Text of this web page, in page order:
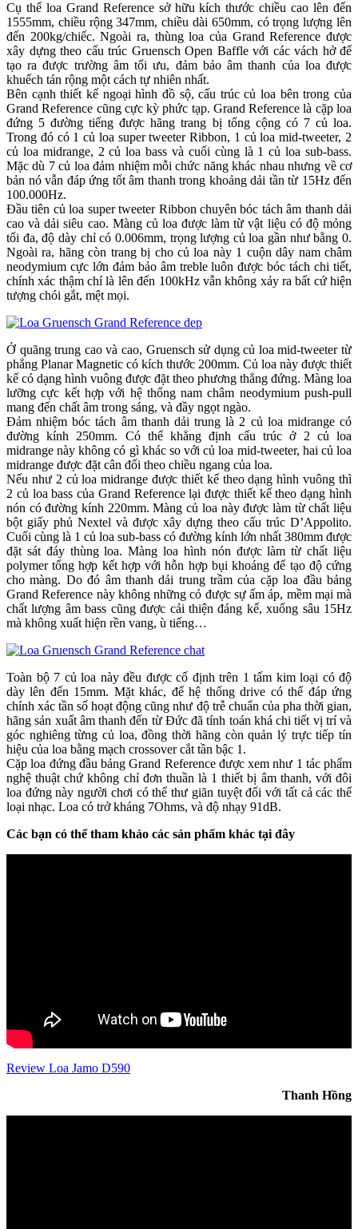
Cụ thể loa Grand Reference sở hữu kích thước chiều cao lên đến
1555mm, chiều rộng 347mm, chiều dài 650mm, có trọng lượng lên
đến 200kg/chiếc. Ngoài ra, thùng loa của Grand Reference được
xây dựng theo cấu trúc Gruensch Open Baffle với các vách hở để
tạo ra được trường âm tối ưu, đảm bảo âm thanh của loa được
khuếch tán rộng một cách tự nhiên nhất.
Bên cạnh thiết kế ngoại hình đồ sộ, cấu trúc củ loa bên trong của
Grand Reference cũng cực kỳ phức tạp. Grand Reference là cặp loa
đứng 5 đường tiếng được hãng trang bị tổng cộng có 7 củ loa.
Trong đó có 1 củ loa super tweeter Ribbon, 1 củ loa mid-tweeter, 2
củ loa midrange, 2 củ loa bass và cuối cùng là 1 củ loa sub-bass.
Mặc dù 7 củ loa đảm nhiệm mỗi chức năng khác nhau nhưng về cơ
bản nó vẫn đáp ứng tốt âm thanh trong khoảng dải tần từ 15Hz đến
100.000Hz.
Đầu tiên củ loa super tweeter Ribbon chuyên bóc tách âm thanh dải
cao và dải siêu cao. Màng củ loa được làm từ vật liệu có độ mỏng
tối đa, độ dày chỉ có 0.006mm, trọng lượng củ loa gần như bằng 0.
Ngoài ra, hãng còn trang bị cho củ loa này 1 cuộn dây nam châm
neodymium cực lớn đảm bảo âm treble luôn được bóc tách chi tiết,
chính xác thậm chí là lên đến 100kHz vẫn không xảy ra bất cứ hiện
tượng chói gắt, mệt mọi.
Ở quãng trung cao và cao, Gruensch sử dụng củ loa mid-tweeter từ
phẳng Planar Magnetic có kích thước 200mm. Củ loa này được thiết
kế có dạng hình vuông được đặt theo phương thẳng đứng. Màng loa
lưỡng cực kết hợp với hệ thống nam châm neodymium push-pull
mang đến chất âm trong sáng, và đầy ngọt ngào.
Đảm nhiệm bóc tách âm thanh dải trung là 2 củ loa midrange có
đường kính 250mm. Có thể khẳng định cấu trúc ở 2 củ loa
midrange này không có gì khác so với củ loa mid-tweeter, hai củ loa
midrange được đặt cân đối theo chiều ngang của loa.
Nếu như 2 củ loa midrange được thiết kế theo dạng hình vuông thì
2 củ loa bass của Grand Reference lại được thiết kế theo dạng hình
nón có đường kính 220mm. Màng củ loa này được làm từ chất liệu
bột giấy phủ Nextel và được xây dựng theo cấu trúc D’Appolito.
Cuối cùng là 1 củ loa sub-bass có đường kính lớn nhất 380mm được
đặt sát đáy thùng loa. Màng loa hình nón được làm từ chất liệu
polymer tổng hợp kết hợp với hỗn hợp bụi khoáng để tạo độ cứng
cho màng. Do đó âm thanh dải trung trầm của cặp loa đầu bảng
Grand Reference này không những có được sự ấm áp, mềm mại mà
chất lượng âm bass cũng được cải thiện đáng kể, xuống sâu 15Hz
mà không xuất hiện rền vang, ù tiếng…
Toàn bộ 7 củ loa này đều được cố định trên 1 tấm kim loại có độ
dày lên đến 15mm. Mặt khác, để hệ thống drive có thể đáp ứng
chính xác tần số hoạt động cũng như độ trễ chuẩn của pha thời gian,
hãng sản xuất âm thanh đến từ Đức đã tính toán khá chi tiết vị trí và
góc nghiêng từng củ loa, đồng thời hãng còn quản lý trực tiếp tín
hiệu của loa bằng mạch crossover cắt tần bậc 1.
Cặp loa đứng đầu bảng Grand Reference được xem như 1 tác phẩm
nghệ thuật chứ không chỉ đơn thuần là 1 thiết bị âm thanh, với đôi
loa đứng này người chơi có thể thư giãn tuyệt đối với tất cả các thể
loại nhạc. Loa có trở kháng 7Ohms, và độ nhạy 91dB.
Các bạn có thể tham khảo các sản phẩm khác tại đây
Review Loa Jamo D590
Thanh Hồng